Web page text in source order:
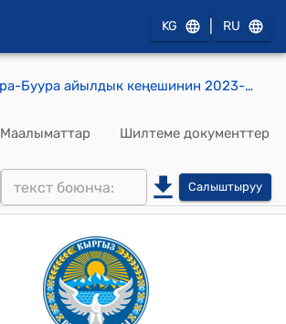
KG RU
Кара-Буура айылдык кеңешинин 2023-жылдын 30-майындагы № 13 "КЖАПка сунушталган долбоордун негизинде бөлүнүп берилүүчү акча каражатын алуу жөнүндө" токтому
Маалыматтар Шилтеме документтер
Салыштыруу